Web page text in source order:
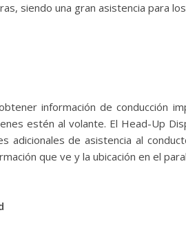
siendo una gran asistencia para
información de conducción
estén al volante. El Head-Up
adicionales de asistencia al
que ve y la ubicación en el